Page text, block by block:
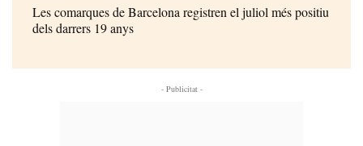
Les comarques de Barcelona registren el juliol més positiu
dels darrers 19 anys
- Publicitat -